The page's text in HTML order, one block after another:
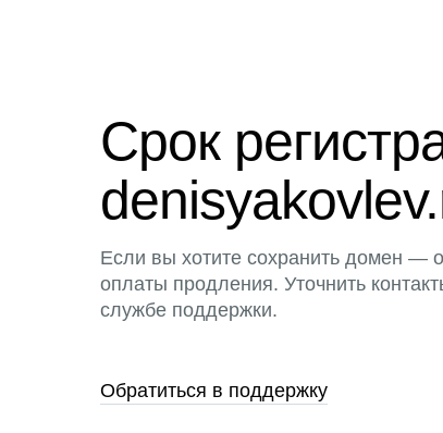
Срок
Если вы хотите сохранить домен —
оплаты продления. Уточнить
службе поддержки.
Обратиться в поддержку